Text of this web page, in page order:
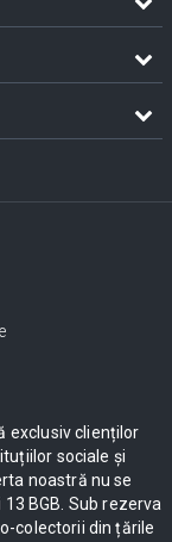
exclusiv clienților
sociale și
noastră nu se
BGB. Sub rezerva
colectorii din țările